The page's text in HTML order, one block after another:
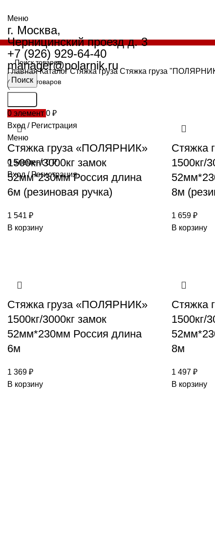
Меню
г. Москва,
Черницинский проезд д. 3
+7 (926) 929-64-40
manager@polarnik.ru
0 элемент 0 ₽
Вход / Регистрация
Меню
0 элемент 0₽
Вход / Регистрация
Поиск
ГлавнаяКаталогСтяжка груза Стяжка груза
Стяжка груза «ПОЛЯРНИК»
1500кг/3000кг замок
52мм*230мм Россия длина
6м (резиновая ручка)
1 541 ₽
В корзину
Стяжка
1500кг/
8м
1 659 ₽
В корзину
Стяжка груза «ПОЛЯРНИК»
1500кг/3000кг замок
52мм*230мм Россия длина
6м
1 369 ₽
В корзину
Стяжка
1500кг/
8м
1 497 ₽
В корзину